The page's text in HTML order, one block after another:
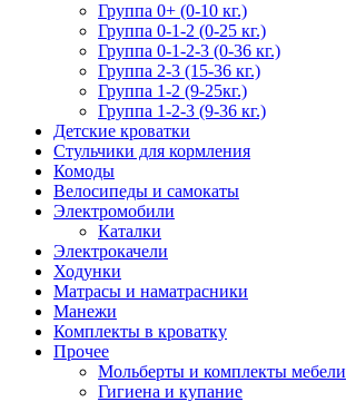
Группа 0+ (0-10 кг.)
Группа 0-1-2 (0-25 кг.)
Группа 0-1-2-3 (0-36 кг.)
Группа 2-3 (15-36 кг.)
Группа 1-2 (9-25кг.)
Группа 1-2-3 (9-36 кг.)
Детские кроватки
Стульчики для кормления
Комоды
Велосипеды и самокаты
Электромобили
Каталки
Электрокачели
Ходунки
Матрасы и наматрасники
Манежи
Комплекты в кроватку
Прочее
Мольберты и комплекты мебели
Гигиена и купание